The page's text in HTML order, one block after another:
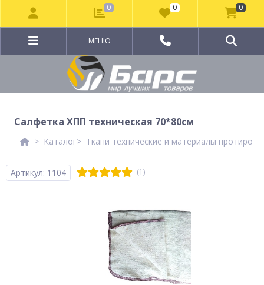
МЕНЮ
Салфетка ХПП техническая 70*80см
Каталог Ткани технические и материалы
Артикул: 1104 (1)
0 0 0